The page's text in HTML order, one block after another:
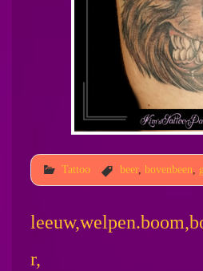
Tattoo beer, bovenbeen
r,